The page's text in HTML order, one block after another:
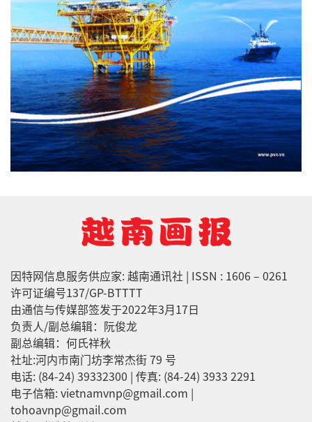
因特网信息服务供应家: 越南通讯社 | ISSN : 1606 – 0261
许可证编号137/GP-BTTTT
由通信与传媒部签发于2022年3月17日
负责人/副总编辑：阮俊龙
副总编辑：何氏祥秋
社址:河内市南门坊李常杰街 79 号
电话: (84-24) 39332300 | 传真: (84-24) 3933 2291
电子信箱: vietnamvnp@gmail.com |
tohoavnp@gmail.com